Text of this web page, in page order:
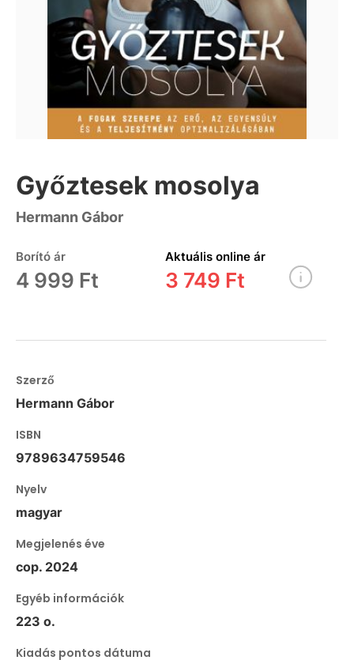
Győztesek mosolya
Hermann Gábor
Borító ár
4 999 Ft
Aktuális online ár
3 749 Ft
Szerző
Hermann Gábor
ISBN
9789634759546
Nyelv
magyar
Megjelenés éve
cop. 2024
Egyéb információk
223 o.
Kiadás pontos dátuma